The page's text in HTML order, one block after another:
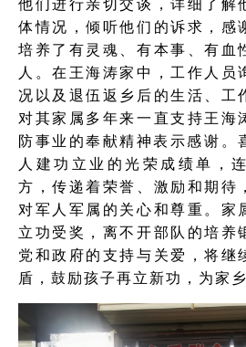
他们进行亲切交谈，详细了解
体情况，倾听他们的诉求，感
培养了有灵魂、有本事、有血
人。在王海涛家中，工作人员
况以及退伍返乡后的生活、工
对其家属多年来一直支持王海
防事业的奉献精神表示感谢。
人建功立业的光荣成绩单，
方，传递着荣誉、激励和期待
对军人军属的关心和尊重。家
立功受奖，离不开部队的培养
党和政府的支持与关爱，将继
盾，鼓励孩子再立新功，为家